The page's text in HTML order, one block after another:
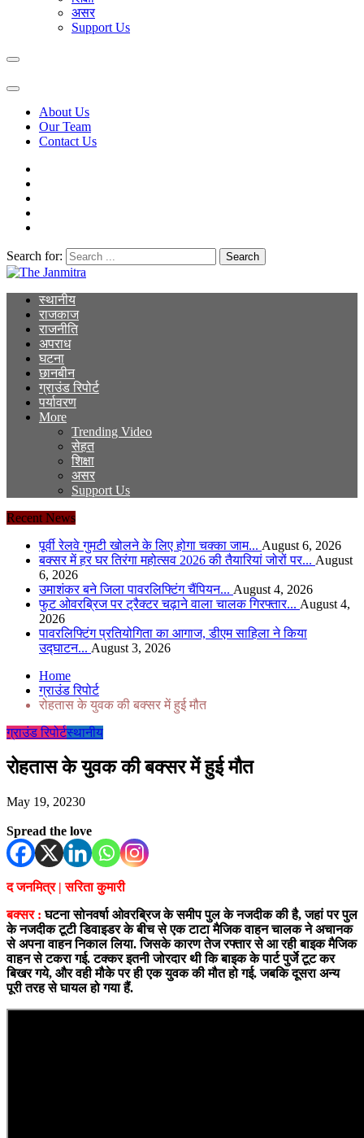
असर
Support Us
About Us
Our Team
Contact Us
Search for:
The Janmitra
The Janmitra
स्थानीय
राजकाज
राजनीति
अपराध
घटना
छानबीन
ग्राउंड रिपोर्ट
पर्यावरण
More
Trending Video
सेहत
शिक्षा
असर
Support Us
Recent News
पूर्वी रेलवे गुमटी खोलने के लिए होगा चक्का जाम... August 6, 2026
बक्सर में हर घर तिरंगा महोत्सव 2026 की तैयारियां जोरों पर... August
6, 2026
उमाशंकर बने जिला पावरलिफ्टिंग चैंपियन... August 4, 2026
फुट ओवरब्रिज पर ट्रैक्टर चढ़ाने वाला चालक गिरफ्तार... August 4,
2026
पावरलिफ्टिंग प्रतियोगिता का आगाज, डीएम साहिला ने किया
उद्घाटन... August 3, 2026
Home
ग्राउंड रिपोर्ट
रोहतास के युवक की बक्सर में हुई मौत
ग्राउंड रिपोर्टस्थानीय
रोहतास के युवक की बक्सर में हुई मौत
May 19, 20230
Spread the love
द जनमित्र | सरिता कुमारी
बक्सर : घटना सोनवर्षा ओवरब्रिज के समीप पुल के नजदीक की है, जहां पर पुल
के नजदीक टूटी डिवाइडर के बीच से एक टाटा मैजिक वाहन चालक ने अचानक
से अपना वाहन निकाल लिया. जिसके कारण तेज रफ्तार से आ रही बाइक मैजिक
वाहन से टकरा गई. टक्कर इतनी जोरदार थी कि बाइक के पार्ट पुर्जे टूट कर
बिखर गये, और वही मौके पर ही एक युवक की मौत हो गई. जबकि दूसरा अन्य
पूरी तरह से घायल हो गया हैं.